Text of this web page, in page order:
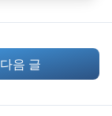
다음 글